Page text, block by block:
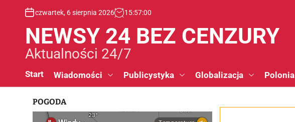
czwartek, 6 sierpnia 2026 15:57:01
NEWSY 24 BEZ CENZURY
Aktualności 24/7
Start Wiadomości Publicystyka Globalizacja Polonia
POGODA